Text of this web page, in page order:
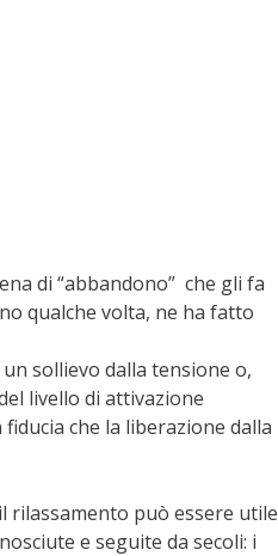
di “abbandono” che gli fa
qualche volta, ne ha fatto
sollievo dalla tensione o,
livello di attivazione
che la liberazione dalla
rilassamento può essere utile
e seguite da secoli: i